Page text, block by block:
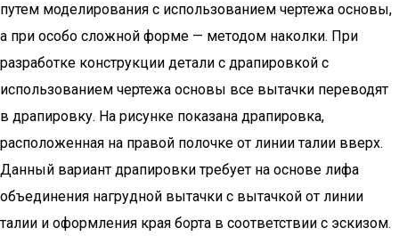
путем моделирования с использованием чертежа основы,
а при особо сложной форме — методом наколки. При
разработке конструкции детали с драпировкой с
использованием чертежа основы все вытачки переводят
в драпировку. На рисунке показана драпировка,
расположенная на правой полочке от линии талии вверх.
Данный вариант драпировки требует на основе лифа
объединения нагрудной вытачки с вытачкой от линии
талии и оформления края борта в соответствии с эскизом.